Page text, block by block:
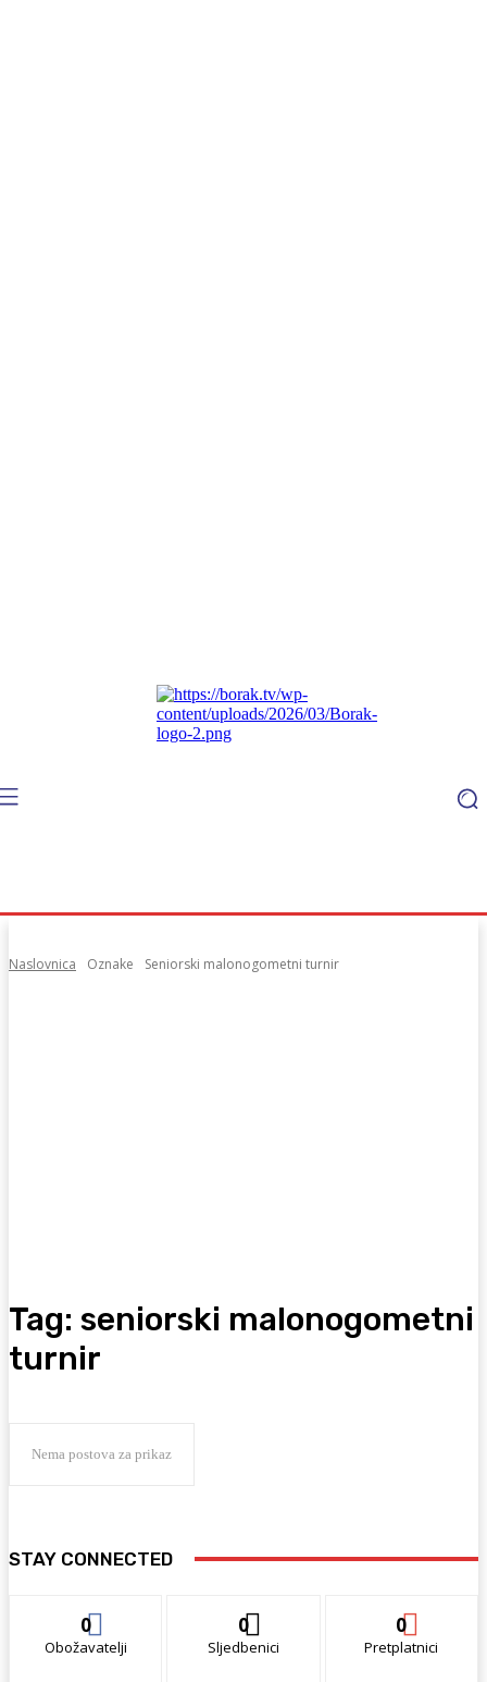
Naslovnica Oznake Seniorski malonogometni turnir
Tag: seniorski malonogometni
turnir
Nema postova za prikaz
STAY CONNECTED
0
Obožavatelji
0
Sljedbenici
0
Pretplatnici